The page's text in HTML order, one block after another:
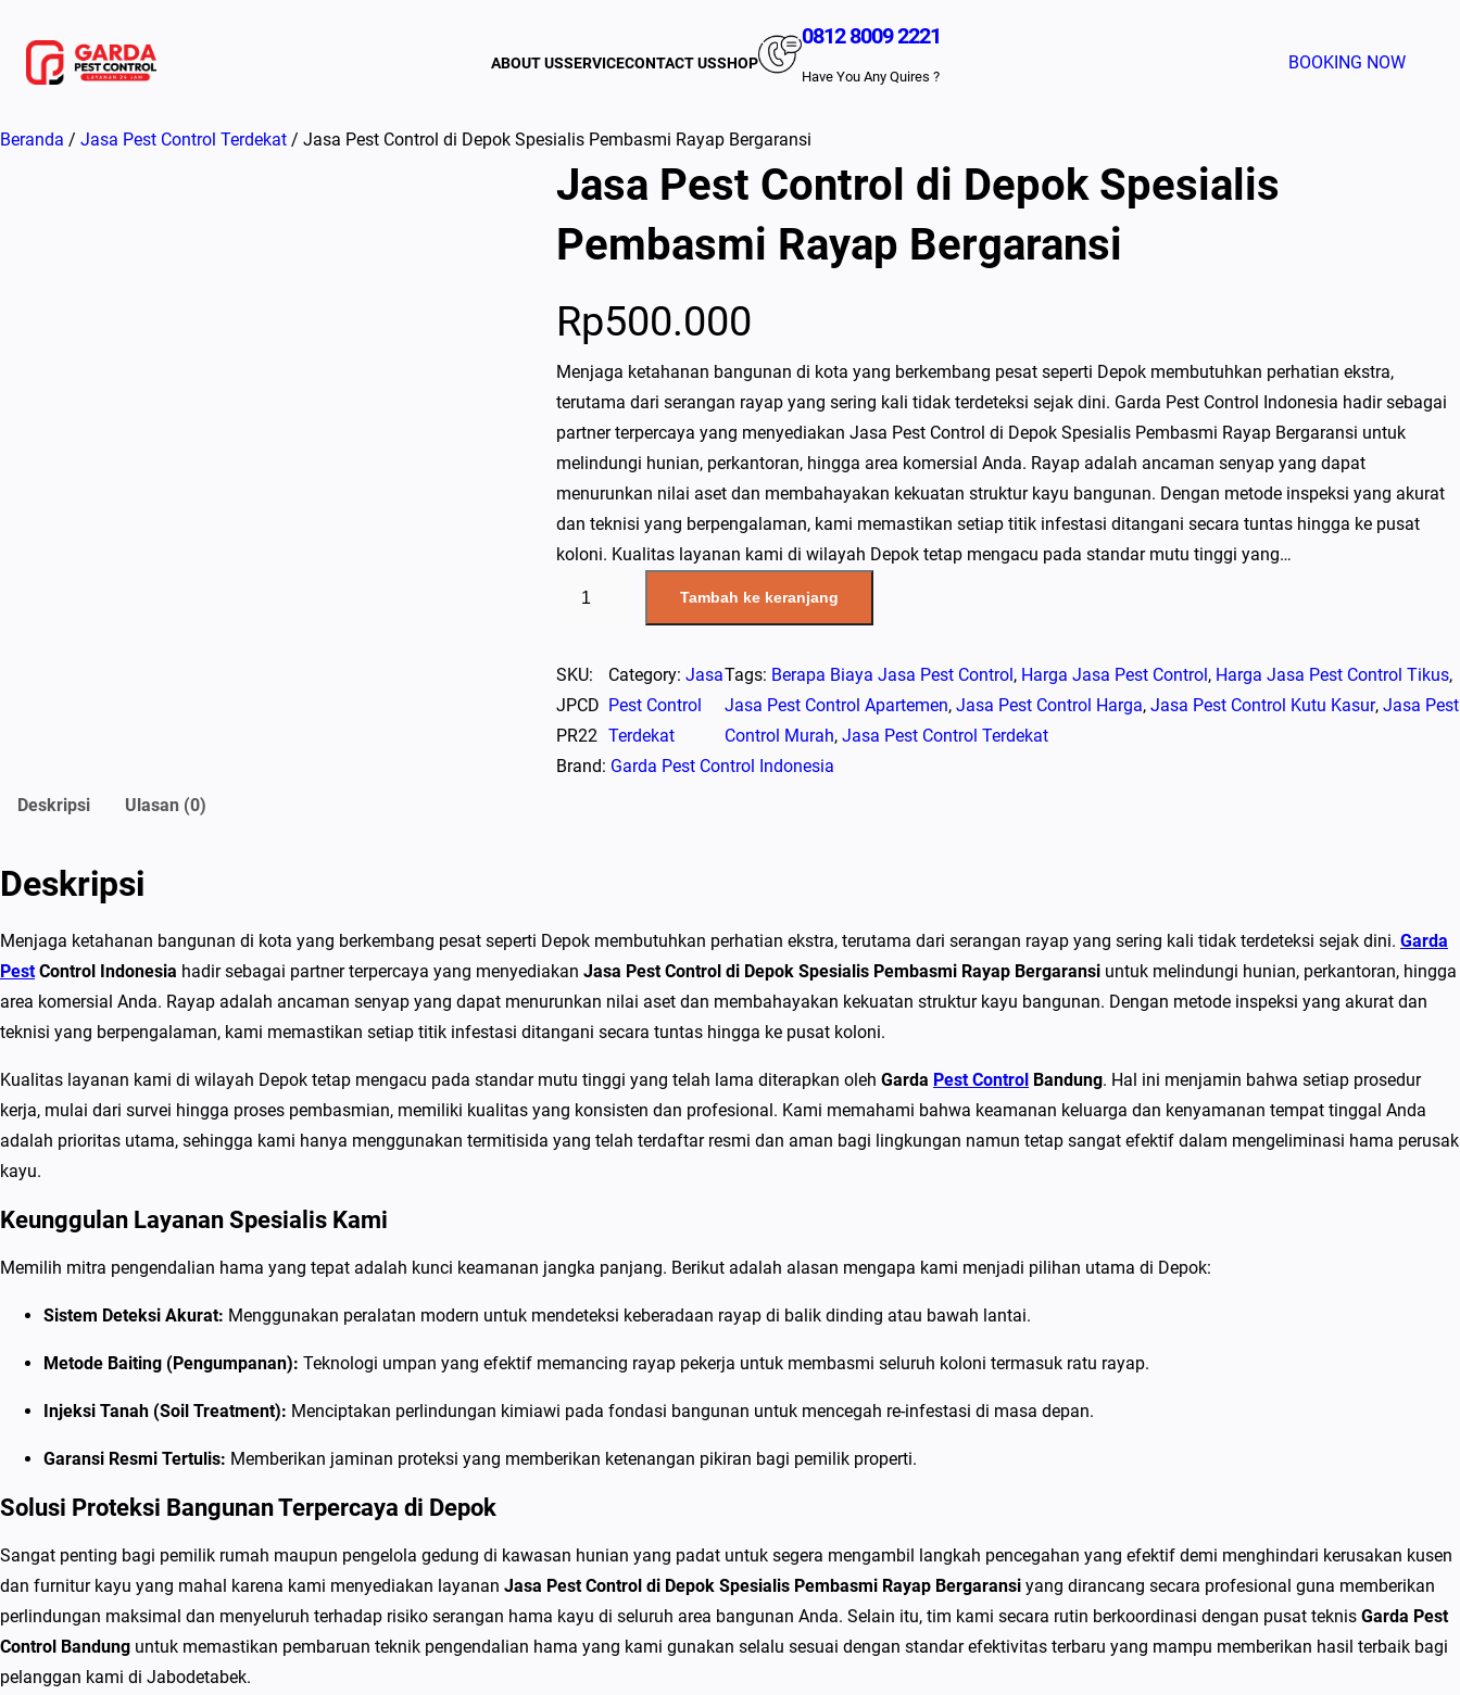
konten
ABOUT USSERVICECONTACT USSHOP
0812 8009 2221
Have You Any Quires ?
BOOKING NOW
Beranda / Jasa Pest Control Terdekat / Jasa Pest Control di Depok Spesialis Pembasmi Rayap Bergaransi
Jasa Pest Control di Depok Spesialis
Pembasmi Rayap Bergaransi
Rp500.000
Menjaga ketahanan bangunan di kota yang berkembang pesat seperti Depok membutuhkan perhatian ekstra,
terutama dari serangan rayap yang sering kali tidak terdeteksi sejak dini. Garda Pest Control Indonesia hadir sebagai
partner terpercaya yang menyediakan Jasa Pest Control di Depok Spesialis Pembasmi Rayap Bergaransi untuk
melindungi hunian, perkantoran, hingga area komersial Anda. Rayap adalah ancaman senyap yang dapat
menurunkan nilai aset dan membahayakan kekuatan struktur kayu bangunan. Dengan metode inspeksi yang akurat
dan teknisi yang berpengalaman, kami memastikan setiap titik infestasi ditangani secara tuntas hingga ke pusat
koloni. Kualitas layanan kami di wilayah Depok tetap mengacu pada standar mutu tinggi yang…
n
t
i
t
a
P
e
s
d
D
e
o
p
e
s
i
Tambah ke keranjang
SKU:
JPCD
PR22
Category: Jasa
Pest Control
Terdekat
Tags: Berapa Biaya Jasa Pest Control, Harga Jasa Pest Control, Harga Jasa Pest Control Tikus,
Jasa Pest Control Apartemen, Jasa Pest Control Harga, Jasa Pest Control Kutu Kasur, Jasa Pest
Control Murah, Jasa Pest Control Terdekat
Brand: Garda Pest Control Indonesia
Deskripsi
Ulasan (0)
Deskripsi
Menjaga ketahanan bangunan di kota yang berkembang pesat seperti Depok membutuhkan perhatian ekstra, terutama dari serangan rayap yang sering kali tidak terdeteksi sejak dini. Garda
PestControl Indonesia hadir sebagai partner terpercaya yang menyediakan Jasa Pest Control di Depok Spesialis Pembasmi Rayap Bergaransi untuk melindungi hunian, perkantoran, hingga
area komersial Anda. Rayap adalah ancaman senyap yang dapat menurunkan nilai aset dan membahayakan kekuatan struktur kayu bangunan. Dengan metode inspeksi yang akurat dan
teknisi yang berpengalaman, kami memastikan setiap titik infestasi ditangani secara tuntas hingga ke pusat koloni.
Kualitas layanan kami di wilayah Depok tetap mengacu pada standar mutu tinggi yang telah lama diterapkan oleh Garda Pest Control Bandung. Hal ini menjamin bahwa setiap prosedur
kerja, mulai dari survei hingga proses pembasmian, memiliki kualitas yang konsisten dan profesional. Kami memahami bahwa keamanan keluarga dan kenyamanan tempat tinggal Anda
adalah prioritas utama, sehingga kami hanya menggunakan termitisida yang telah terdaftar resmi dan aman bagi lingkungan namun tetap sangat efektif dalam mengeliminasi hama perusak
kayu.
Keunggulan Layanan Spesialis Kami
Memilih mitra pengendalian hama yang tepat adalah kunci keamanan jangka panjang. Berikut adalah alasan mengapa kami menjadi pilihan utama di Depok:
Sistem Deteksi Akurat: Menggunakan peralatan modern untuk mendeteksi keberadaan rayap di balik dinding atau bawah lantai.
Metode Baiting (Pengumpanan): Teknologi umpan yang efektif memancing rayap pekerja untuk membasmi seluruh koloni termasuk ratu rayap.
Injeksi Tanah (Soil Treatment): Menciptakan perlindungan kimiawi pada fondasi bangunan untuk mencegah re-infestasi di masa depan.
Garansi Resmi Tertulis: Memberikan jaminan proteksi yang memberikan ketenangan pikiran bagi pemilik properti.
Solusi Proteksi Bangunan Terpercaya di Depok
Sangat penting bagi pemilik rumah maupun pengelola gedung di kawasan hunian yang padat untuk segera mengambil langkah pencegahan yang efektif demi menghindari kerusakan kusen
dan furnitur kayu yang mahal karena kami menyediakan layanan Jasa Pest Control di Depok Spesialis Pembasmi Rayap Bergaransi yang dirancang secara profesional guna memberikan
perlindungan maksimal dan menyeluruh terhadap risiko serangan hama kayu di seluruh area bangunan Anda. Selain itu, tim kami secara rutin berkoordinasi dengan pusat teknis Garda Pest
Control Bandung untuk memastikan pembaruan teknik pengendalian hama yang kami gunakan selalu sesuai dengan standar efektivitas terbaru yang mampu memberikan hasil terbaik bagi
pelanggan kami di Jabodetabek.